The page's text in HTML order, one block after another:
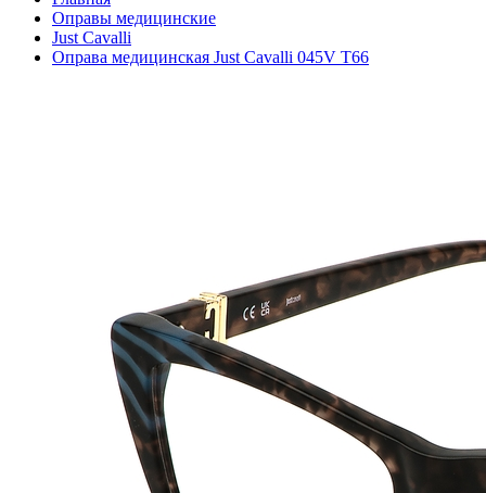
Оправы медицинские
Just Cavalli
Оправа медицинская Just Cavalli 045V T66